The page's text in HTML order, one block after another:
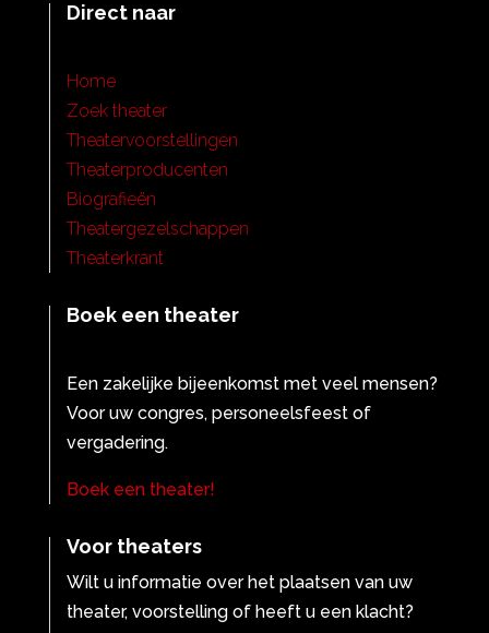
Direct naar
Home
Zoek theater
Theatervoorstellingen
Theaterproducenten
Biografieën
Theatergezelschappen
Theaterkrant
Boek een theater
Een zakelijke bijeenkomst met veel mensen?
Voor uw congres, personeelsfeest of
vergadering.
Boek een theater!
Voor theaters
Wilt u informatie over het plaatsen van uw
theater, voorstelling of heeft u een klacht?